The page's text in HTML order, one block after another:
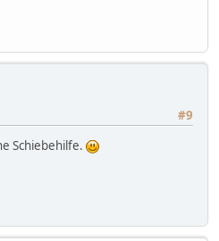
#9
Schiebehilfe.